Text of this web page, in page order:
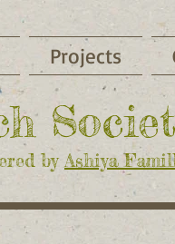
Projects
by Ashiya